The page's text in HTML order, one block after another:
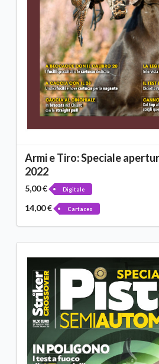
Armi e Tiro: Speciale
2022
5,00 € Digitale
14,00 € Cartaceo